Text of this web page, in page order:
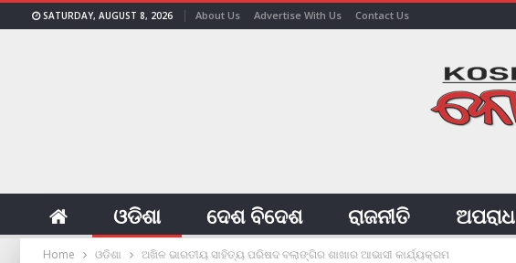
SATURDAY, AUGUST 8, 2026 About Us Advertise With Us Contact Us
ଓଡିଶା ଦେଶ ବିଦେଶ ରାଜନୀତି ଅପରାଧ
Home ଓଡିଶା ଅଖିଳ ଭାରତୀୟ ସାହିତ୍ୟ ପରିଷଦ ବଲାଙ୍ଗିର ଶାଖାର ଆଭାସୀ କାର୍ଯ୍ୟକ୍ରମ